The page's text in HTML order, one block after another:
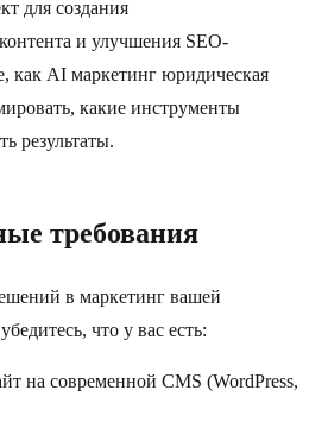
для создания
и улучшения SEO-
как AI маркетинг юридическая
какие инструменты
результаты.
требования
в маркетинг вашей
что у вас есть:
на современной CMS (WordPress,